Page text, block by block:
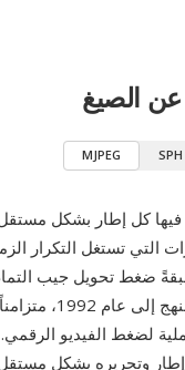
عن الصيغ
MJPEG SPH
تستغل التكرار
لضغط الفيديو